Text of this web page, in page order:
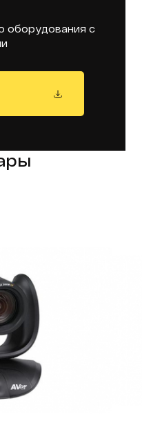
оборудования с